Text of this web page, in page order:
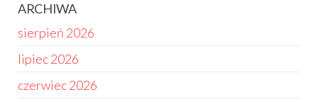
ARCHIWA
sierpień 2026
lipiec 2026
czerwiec 2026